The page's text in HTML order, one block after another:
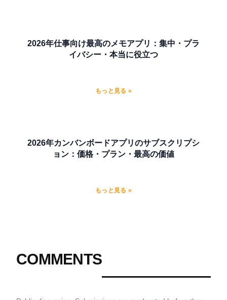
2026年仕事向け最高のメモアプリ：集中・プラ
イバシー・本当に役立つ
もっと見る »
2026年カンバンボードアプリのサブスクリプシ
ョン：価格・プラン・最高の価値
もっと見る »
COMMENTS